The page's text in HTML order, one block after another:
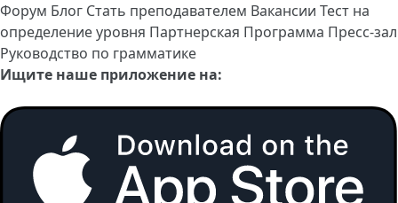
Форум Блог Стать преподавателем Вакансии Тест на
определение уровня Партнерская Программа Пресс-зал
Руководство по грамматике
Ищите наше приложение на: